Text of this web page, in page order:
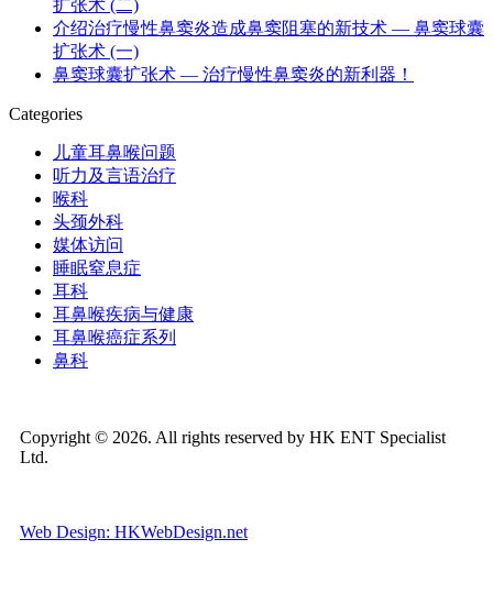
扩张术 (二)
介绍治疗慢性鼻窦炎造成鼻窦阻塞的新技术 — 鼻窦球囊
扩张术 (一)
鼻窦球囊扩张术 — 治疗慢性鼻窦炎的新利器！
Categories
儿童耳鼻喉问题
听力及言语治疗
喉科
头颈外科
媒体访问
睡眠窒息症
耳科
耳鼻喉疾病与健康
耳鼻喉癌症系列
鼻科
Copyright © 2026. All rights reserved by HK ENT Specialist
Ltd.
Web Design: HKWebDesign.net